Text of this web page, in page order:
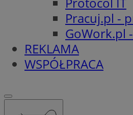
Pracuj.pl -
GoWork.pl
REKLAMA
WSPÓŁPRACA